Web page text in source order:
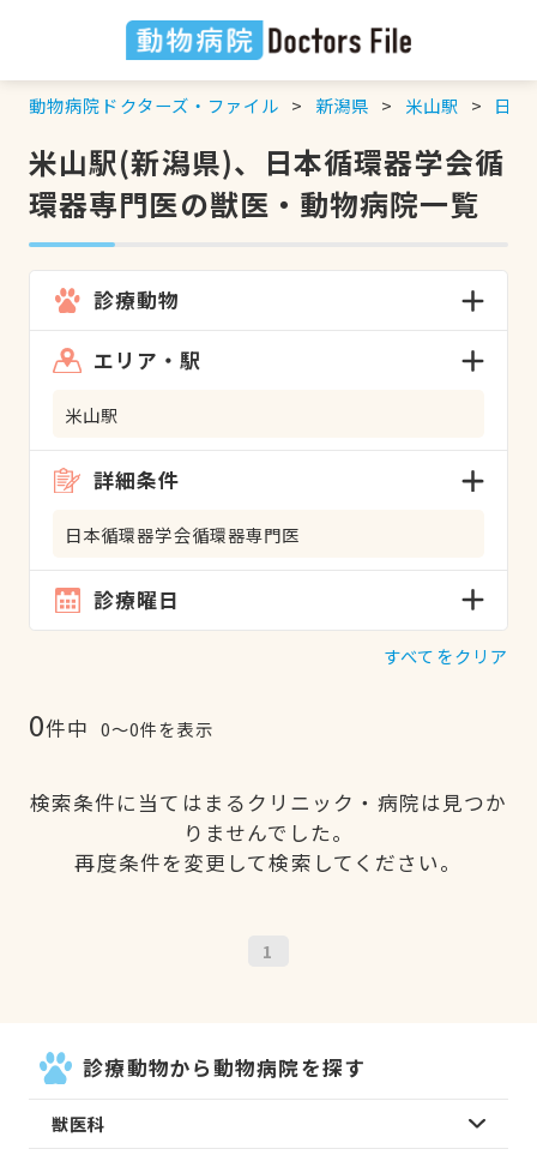
動物病院ドクターズ・ファイル 新潟県 米山駅 日本
米山駅(新潟県)、日本循環器学会循
環器専門医の獣医・動物病院一覧
診療動物
エリア・駅
米山駅
詳細条件
日本循環器学会循環器専門医
診療曜日
すべてをクリア
0件中 0〜0件を表示
検索条件に当てはまるクリニック・病院は見つか
りませんでした。
再度条件を変更して検索してください。
1
診療動物から動物病院を探す
獣医科